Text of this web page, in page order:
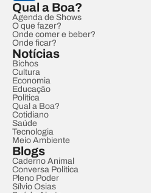
Qual a Boa?
Agenda de Shows
O que fazer?
Onde comer e beber?
Onde ficar?
Notícias
Bichos
Cultura
Economia
Educação
Política
Qual a Boa?
Cotidiano
Saúde
Tecnologia
Meio Ambiente
Blogs
Caderno Animal
Conversa Política
Pleno Poder
Sílvio Osias